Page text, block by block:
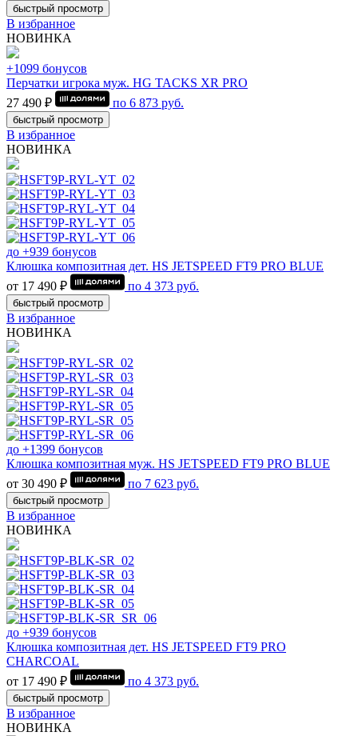
быстрый просмотр
В избранное
НОВИНКА
+1099 бонусов
Перчатки игрока муж. HG TACKS XR PRO
27 490 ₽
по 6 873 руб.
быстрый просмотр
В избранное
НОВИНКА
до +939 бонусов
Клюшка композитная дет. HS JETSPEED FT9 PRO BLUE
от 17 490 ₽
по 4 373 руб.
быстрый просмотр
В избранное
НОВИНКА
до +1399 бонусов
Клюшка композитная муж. HS JETSPEED FT9 PRO BLUE
от 30 490 ₽
по 7 623 руб.
быстрый просмотр
В избранное
НОВИНКА
до +939 бонусов
Клюшка композитная дет. HS JETSPEED FT9 PRO
CHARCOAL
от 17 490 ₽
по 4 373 руб.
быстрый просмотр
В избранное
НОВИНКА